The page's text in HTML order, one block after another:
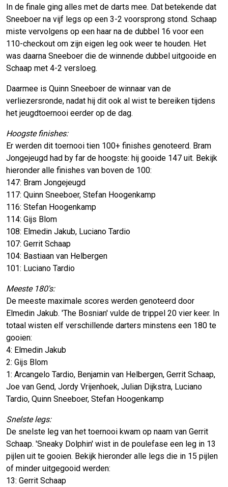
In de finale ging alles met de darts mee. Dat betekende dat
Sneeboer na vijf legs op een 3-2 voorsprong stond. Schaap
miste vervolgens op een haar na de dubbel 16 voor een
110-checkout om zijn eigen leg ook weer te houden. Het
was daarna Sneeboer die de winnende dubbel uitgooide en
Schaap met 4-2 versloeg.
Daarmee is Quinn Sneeboer de winnaar van de
verliezersronde, nadat hij dit ook al wist te bereiken tijdens
het jeugdtoernooi eerder op de dag.
Hoogste finishes:
Er werden dit toernooi tien 100+ finishes genoteerd. Bram
Jongejeugd had by far de hoogste: hij gooide 147 uit. Bekijk
hieronder alle finishes van boven de 100:
147: Bram Jongejeugd
117: Quinn Sneeboer, Stefan Hoogenkamp
116: Stefan Hoogenkamp
114: Gijs Blom
108: Elmedin Jakub, Luciano Tardio
107: Gerrit Schaap
104: Bastiaan van Helbergen
101: Luciano Tardio
Meeste 180's:
De meeste maximale scores werden genoteerd door
Elmedin Jakub. 'The Bosnian' vulde de trippel 20 vier keer. In
totaal wisten elf verschillende darters minstens een 180 te
gooien:
4: Elmedin Jakub
2: Gijs Blom
1: Arcangelo Tardio, Benjamin van Helbergen, Gerrit Schaap,
Joe van Gend, Jordy Vrijenhoek, Julian Dijkstra, Luciano
Tardio, Quinn Sneeboer, Stefan Hoogenkamp
Snelste legs:
De snelste leg van het toernooi kwam op naam van Gerrit
Schaap. 'Sneaky Dolphin' wist in de poulefase een leg in 13
pijlen uit te gooien. Bekijk hieronder alle legs die in 15 pijlen
of minder uitgegooid werden:
13: Gerrit Schaap